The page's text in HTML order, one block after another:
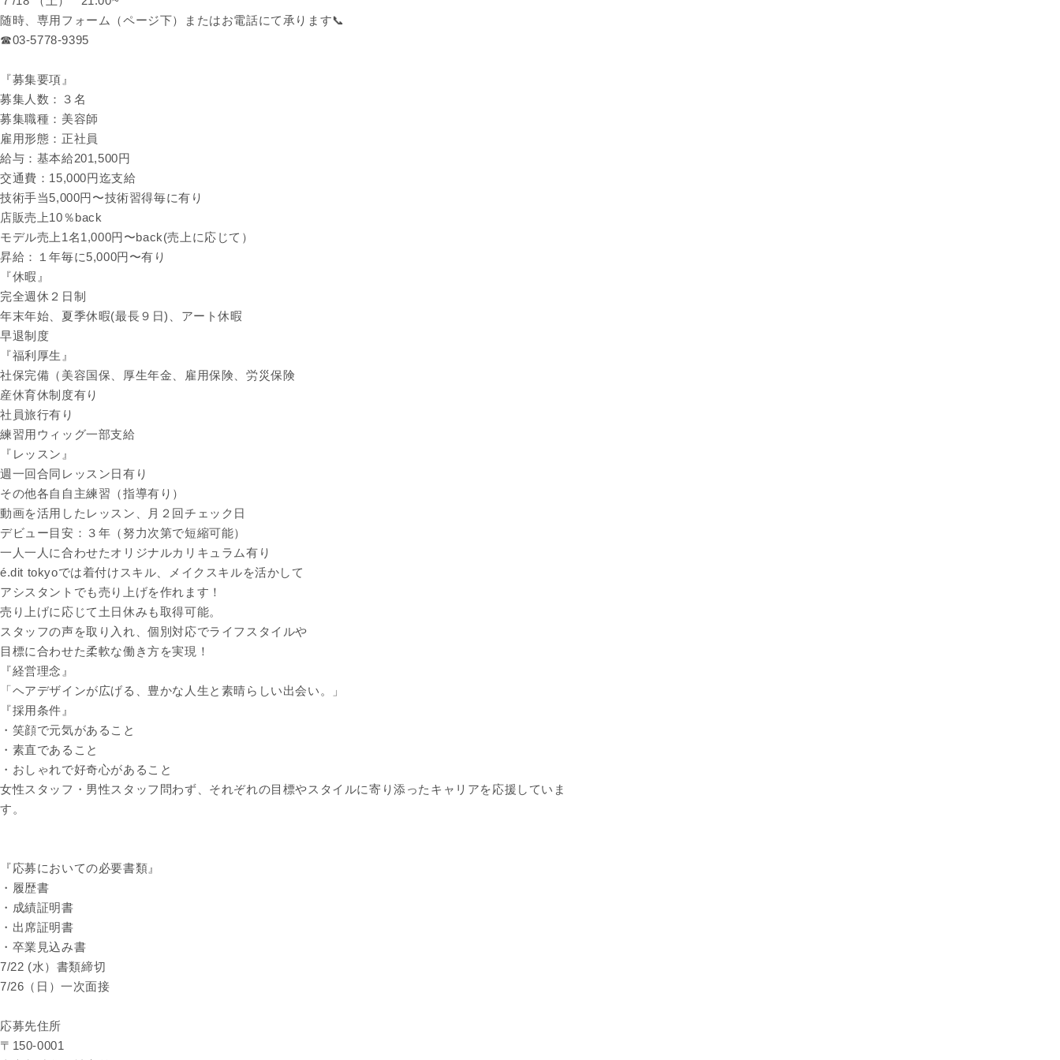
随時、専用フォーム（ページ下）またはお電話にて承ります📞
☎︎03-5778-9395
『募集要項』
募集人数：３名
募集職種：美容師
雇用形態：正社員
給与：基本給201,500円
交通費：15,000円迄支給
技術手当5,000円〜技術習得毎に有り
店販売上10％back
モデル売上1名1,000円〜back(売上に応じて）
昇給：１年毎に5,000円〜有り
『休暇』
完全週休２日制
年末年始、夏季休暇(最長９日)、アート休暇
早退制度
『福利厚生』
社保完備（美容国保、厚生年金、雇用保険、労災保険
産休育休制度有り
社員旅行有り
練習用ウィッグ一部支給
『レッスン』
週一回合同レッスン日有り
その他各自自主練習（指導有り）
動画を活用したレッスン、月２回チェック日
デビュー目安：３年（努力次第で短縮可能）
一人一人に合わせたオリジナルカリキュラム有り
é.dit tokyoでは着付けスキル、メイクスキルを活かして
アシスタントでも売り上げを作れます！
売り上げに応じて土日休みも取得可能。
スタッフの声を取り入れ、個別対応でライフスタイルや
目標に合わせた柔軟な働き方を実現！
『経営理念』
「ヘアデザインが広げる、豊かな人生と素晴らしい出会い。」
『採用条件』
・笑顔で元気があること
・素直であること
・おしゃれで好奇心があること
女性スタッフ・男性スタッフ問わず、それぞれの目標やスタイルに寄り添ったキャリアを応援していま
す。
『応募においての必要書類』
・履歴書
・成績証明書
・出席証明書
・卒業見込み書
7/22 (水）書類締切
7/26（日）一次面接
応募先住所
〒150-0001